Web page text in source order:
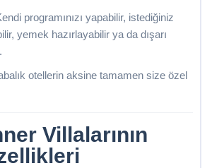
programınızı yapabilir, istediğiniz
yemek hazırlayabilir ya da dışarı
otellerin aksine tamamen size özel
Villalarının